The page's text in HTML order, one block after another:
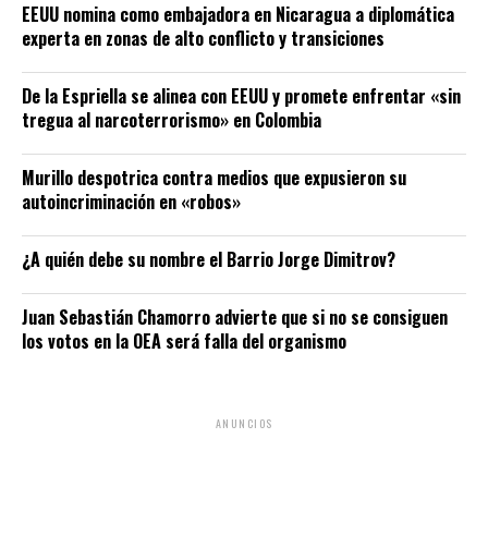
EEUU nomina como embajadora en Nicaragua a diplomática
experta en zonas de alto conflicto y transiciones
De la Espriella se alinea con EEUU y promete enfrentar «sin
tregua al narcoterrorismo» en Colombia
Murillo despotrica contra medios que expusieron su
autoincriminación en «robos»
¿A quién debe su nombre el Barrio Jorge Dimitrov?
Juan Sebastián Chamorro advierte que si no se consiguen
los votos en la OEA será falla del organismo
ANUNCIOS